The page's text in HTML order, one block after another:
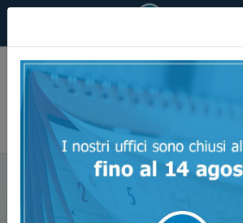
Ivg Vicenza
Macchinari-Utensili-Materie Prime
Attrezzature Varie